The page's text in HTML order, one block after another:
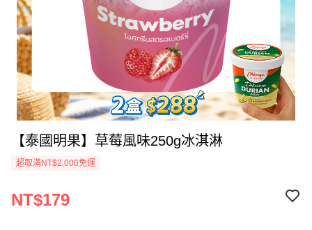
【泰國明果】草莓風味250g冰淇淋
超取滿NT$2,000免運
NT$179